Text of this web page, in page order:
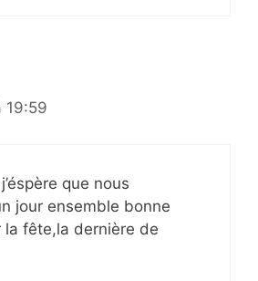
19:59
que nous
jour ensemble bonne
la fête,la dernière de